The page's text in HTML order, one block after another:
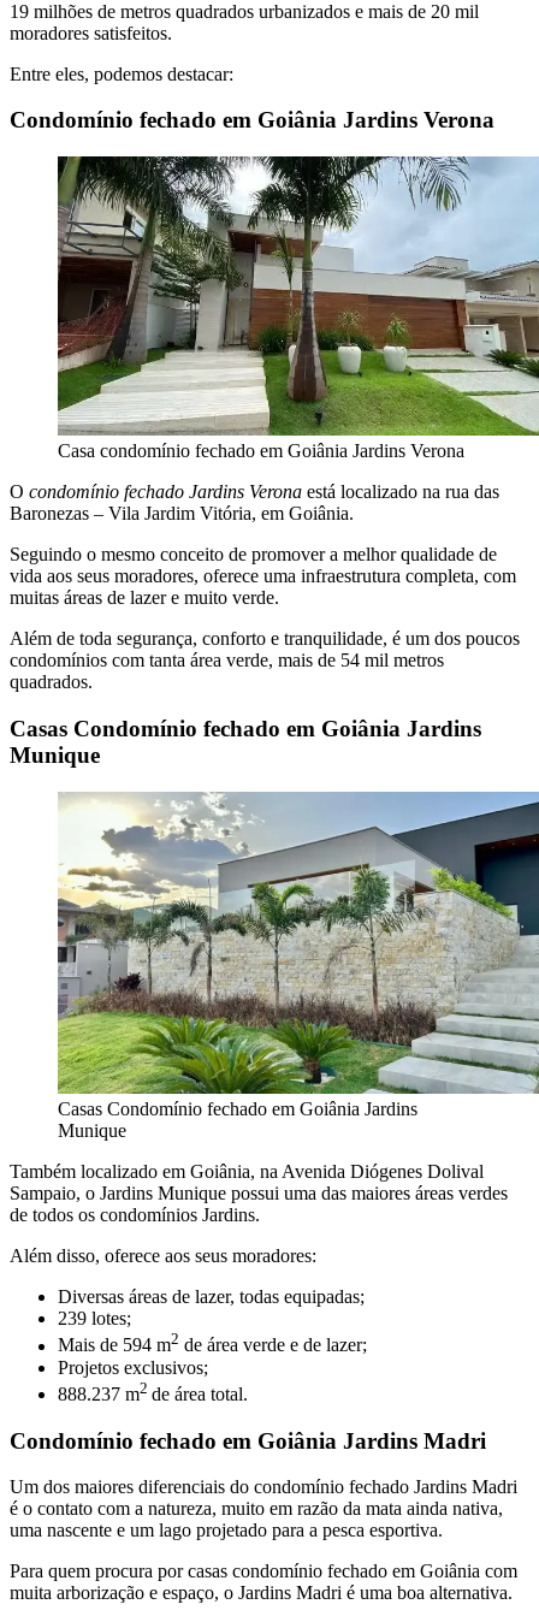
19 milhões de metros quadrados urbanizados e mais de 20 mil
moradores satisfeitos.
Entre eles, podemos destacar:
Condomínio fechado em Goiânia Jardins Verona
Casa condomínio fechado em Goiânia Jardins Verona
O condomínio fechado Jardins Verona está localizado na rua das
Baronezas – Vila Jardim Vitória, em Goiânia.
Seguindo o mesmo conceito de promover a melhor qualidade de
vida aos seus moradores, oferece uma infraestrutura completa, com
muitas áreas de lazer e muito verde.
Além de toda segurança, conforto e tranquilidade, é um dos poucos
condomínios com tanta área verde, mais de 54 mil metros
quadrados.
Casas Condomínio fechado em Goiânia Jardins
Munique
Casas Condomínio fechado em Goiânia Jardins
Munique
Também localizado em Goiânia, na Avenida Diógenes Dolival
Sampaio, o Jardins Munique possui uma das maiores áreas verdes
de todos os condomínios Jardins.
Além disso, oferece aos seus moradores:
Diversas áreas de lazer, todas equipadas;
239 lotes;
Mais de 594 m2 de área verde e de lazer;
Projetos exclusivos;
888.237 m2 de área total.
Condomínio fechado em Goiânia Jardins Madri
Um dos maiores diferenciais do condomínio fechado Jardins Madri
é o contato com a natureza, muito em razão da mata ainda nativa,
uma nascente e um lago projetado para a pesca esportiva.
Para quem procura por casas condomínio fechado em Goiânia com
muita arborização e espaço, o Jardins Madri é uma boa alternativa.